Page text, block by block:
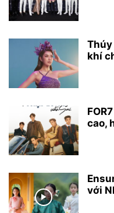
Thúy
khí
cao,
với